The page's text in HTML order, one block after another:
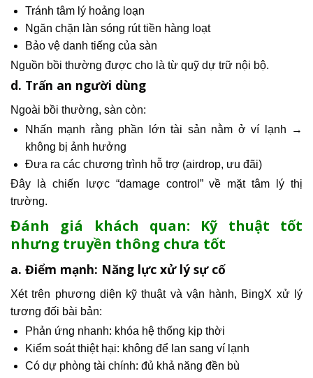
Tránh tâm lý hoảng loạn
Ngăn chặn làn sóng rút tiền hàng loạt
Bảo vệ danh tiếng của sàn
Nguồn bồi thường được cho là từ quỹ dự trữ nội bộ.
d. Trấn an người dùng
Ngoài bồi thường, sàn còn:
Nhấn mạnh rằng phần lớn tài sản nằm ở ví lạnh →
không bị ảnh hưởng
Đưa ra các chương trình hỗ trợ (airdrop, ưu đãi)
Đây là chiến lược “damage control” về mặt tâm lý thị
trường.
Đánh giá khách quan: Kỹ thuật tốt
nhưng truyền thông chưa tốt
a. Điểm mạnh: Năng lực xử lý sự cố
Xét trên phương diện kỹ thuật và vận hành, BingX xử lý
tương đối bài bản:
Phản ứng nhanh: khóa hệ thống kịp thời
Kiểm soát thiệt hại: không để lan sang ví lạnh
Có dự phòng tài chính: đủ khả năng đền bù